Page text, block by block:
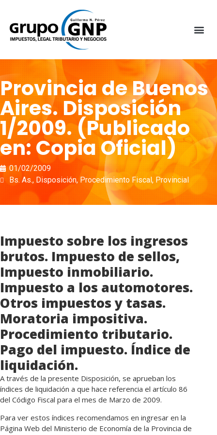
Provincia de Buenos
Aires. Disposición
1/2009. (Publicado
en: Copia Oficial)
01/02/2009
Bs. As., Disposición, Procedimiento Fiscal, Provincial
Impuesto sobre los ingresos
brutos. Impuesto de sellos,
Impuesto inmobiliario.
Impuesto a los automotores.
Otros impuestos y tasas.
Moratoria impositiva.
Procedimiento tributario.
Pago del impuesto. Índice de
liquidación.
A través de la presente Disposición, se aprueban los
índices de liquidación a que hace referencia el artículo 86
del Código Fiscal para el mes de Marzo de 2009.
Para ver estos índices recomendamos en ingresar en la
Página Web del Ministerio de Economía de la Provincia de